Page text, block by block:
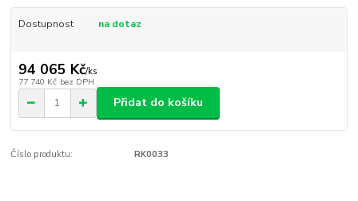
Dostupnost na dotaz
94 065 Kč/ks
77 740 Kč bez DPH
Přidat do košíku
Číslo produktu: RK0033